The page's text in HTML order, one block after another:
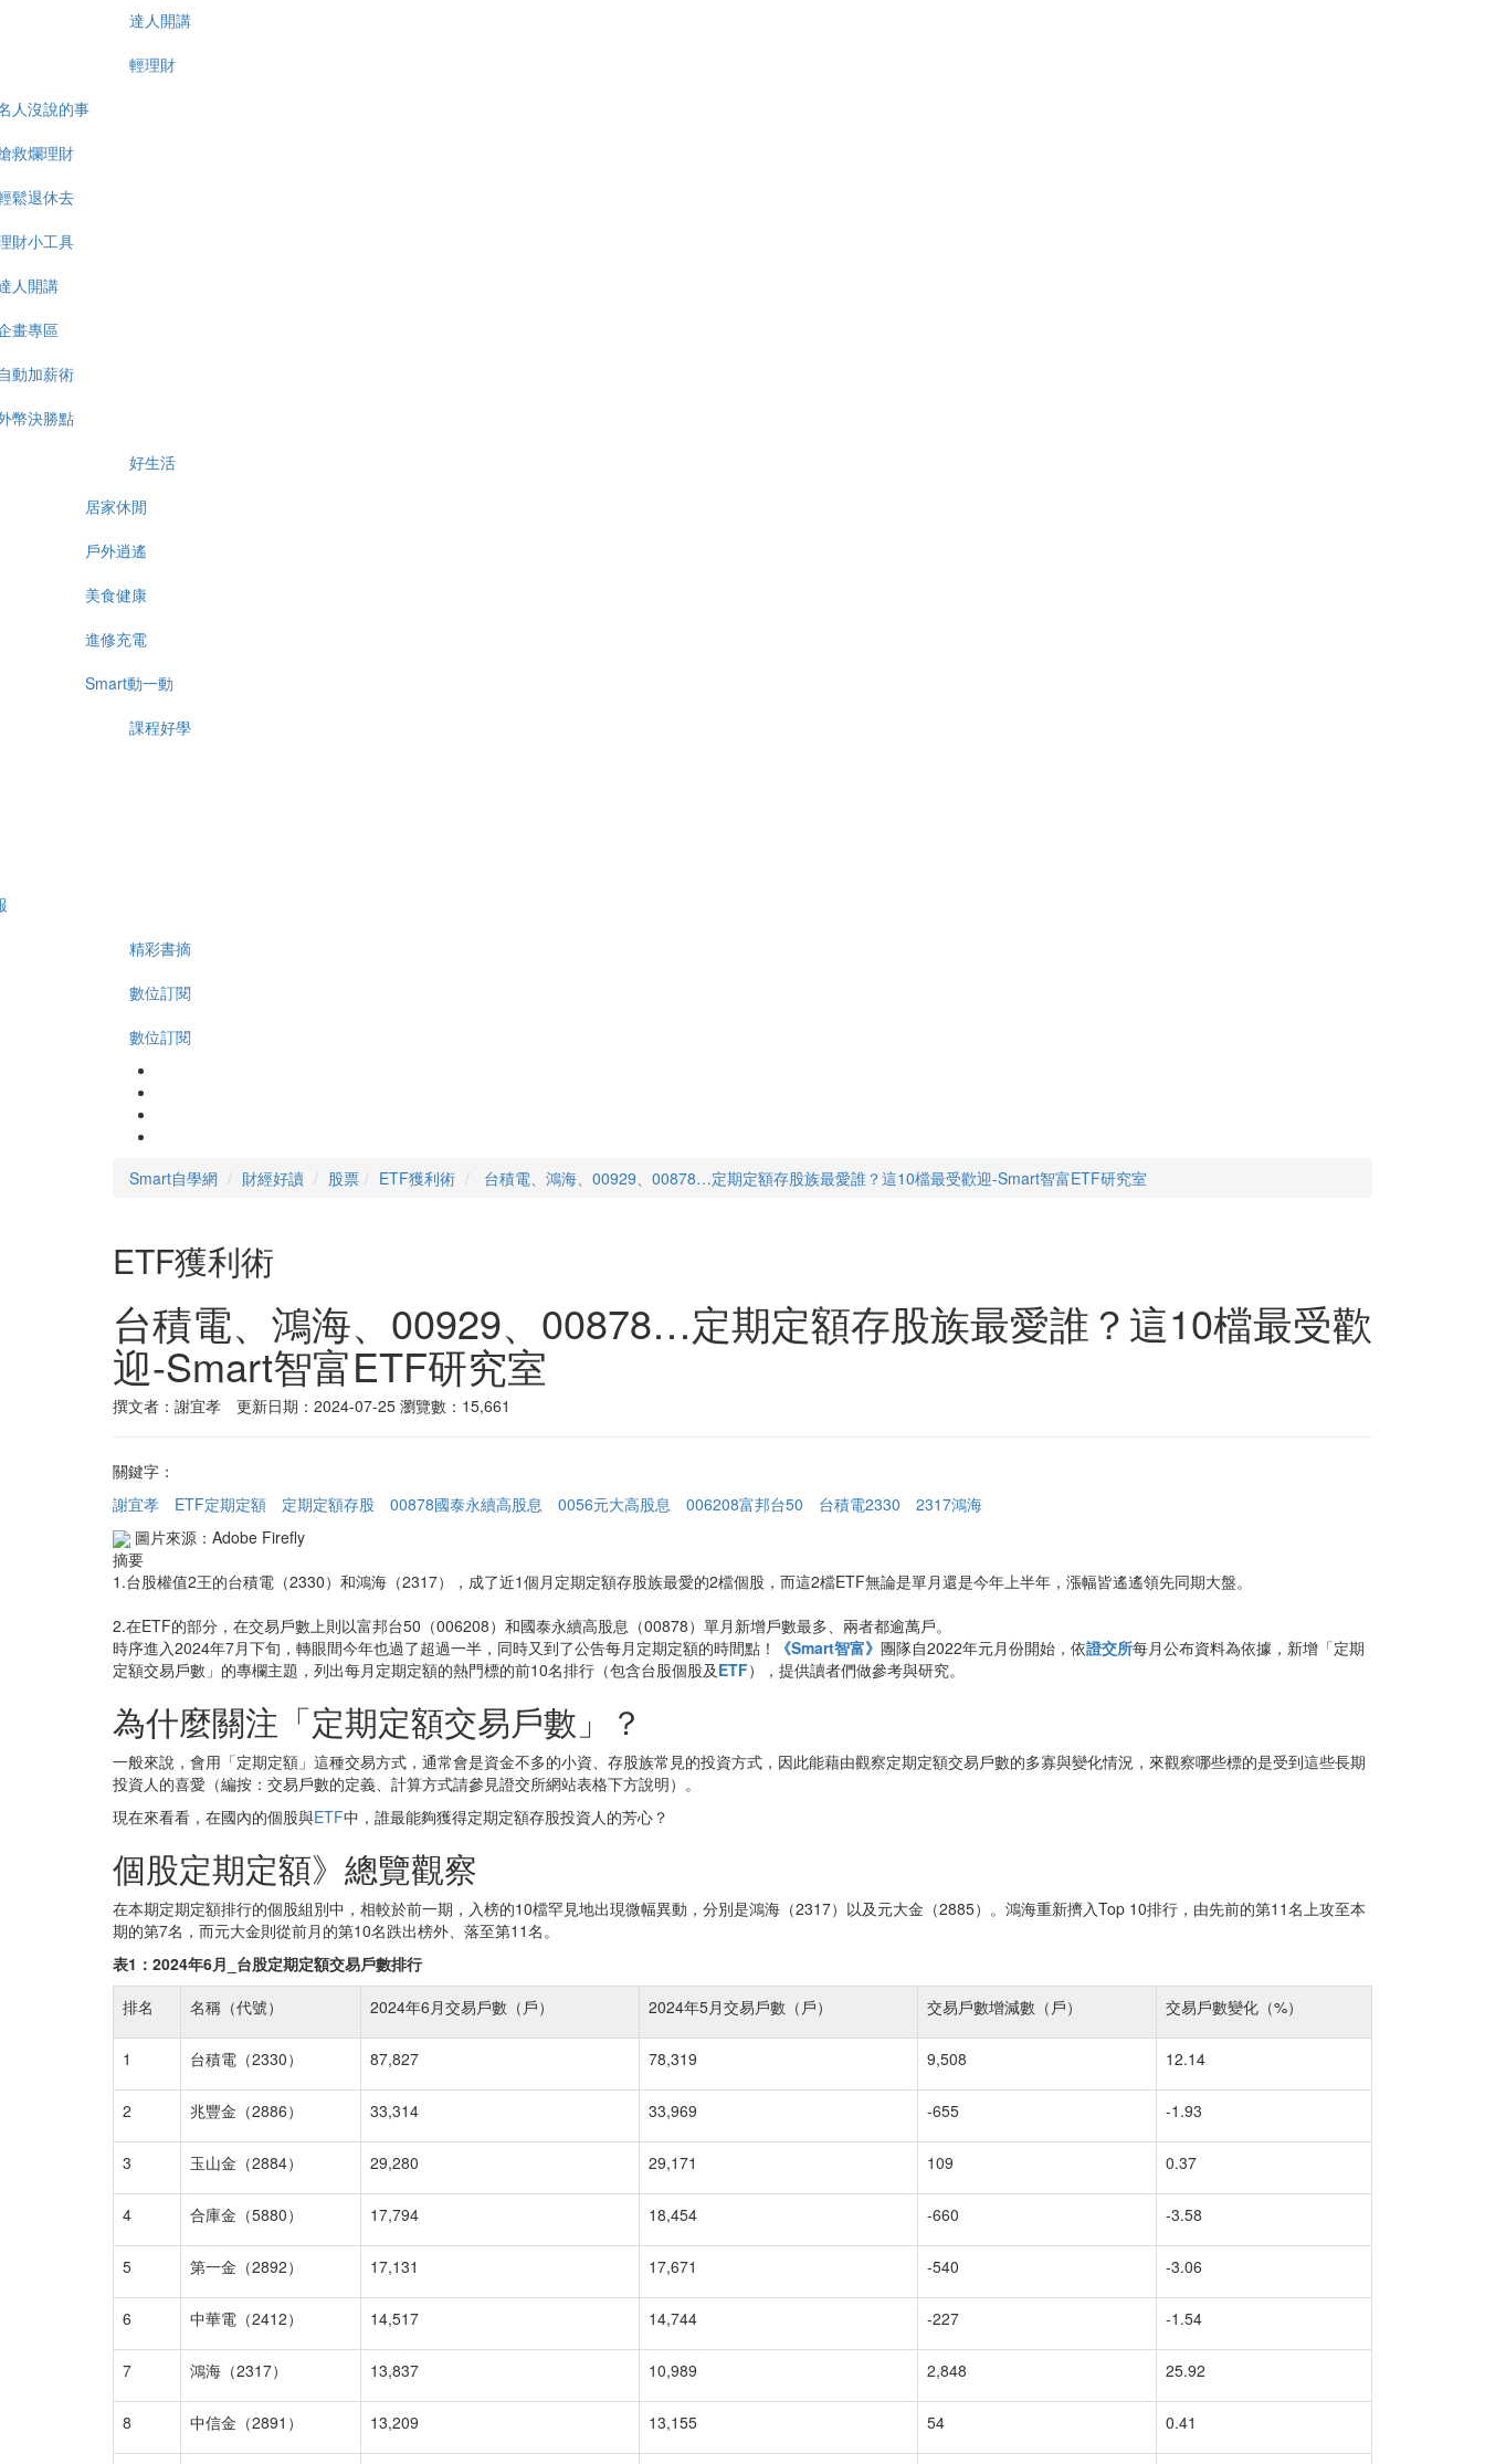
達人開講
輕理財
人沒說的事
救爛理財
鬆退休去
財小工具
人開講
畫專區
動加薪術
幣決勝點
好生活
居家休閒
戶外逍遙
美食健康
進修充電
Smart動一動
課程好學
精彩書摘
數位訂閱
數位訂閱
Smart自學網 財經好讀 股票 ETF獲利術 台積電、鴻海、00929、00878…定期定額存股族最愛誰？這10檔最受歡迎-Smart智富ETF研究室
ETF獲利術
台積電、鴻海、00929、00878…定期定額存股族最愛誰？這10檔最受歡
迎-Smart智富ETF研究室
撰文者：謝宜孝 更新日期：2024-07-25 瀏覽數：15,661
關鍵字：
謝宜孝
ETF定期定額 定期定額存股 00878國泰永續高股息 0056元大高股息 006208富邦台50 台積電2330
2317鴻海
圖片來源：Adobe Firefly
摘要
1.台股權值2王的台積電（2330）和鴻海（2317），成了近1個月定期定額存股族最愛的2檔個股，而這2檔ETF無論是單月還是今年上半年，漲幅皆遙遙領先同期大盤。
2.在ETF的部分，在交易戶數上則以富邦台50（006208）和國泰永續高股息（00878）單月新增戶數最多、兩者都逾萬戶。
時序進入2024年7月下旬，轉眼間今年也過了超過一半，同時又到了公告每月定期定額的時間點！
《Smart智富》 團隊自2022年元月份開始，依證交所每月公布資料為依據，新增「定期
定額交易戶數」的專欄主題，列出每月定期定額的熱門標的前10名排行（包含台股個股及ETF），提供讀者們做參考與研究。
為什麼關注「定期定額交易戶數」？
一般來說，會用「定期定額」這種交易方式，通常會是資金不多的小資、存股族常見的投資方式，因此能藉由觀察定期定額交易戶數的多寡與變化情況，來觀察哪些標的是受到這些長期
投資人的喜愛（編按：交易戶數的定義、計算方式請參見證交所網站表格下方說明）。
現在來看看，在國內的個股與ETF中，誰最能夠獲得定期定額存股投資人的芳心？
個股定期定額》總覽觀察
在本期定期定額排行的個股組別中，相較於前一期，入榜的10檔罕見地出現微幅異動，分別是鴻海（2317）以及元大金（2885）。鴻海重新擠入Top 10排行，由先前的第11名上攻至本
期的第7名，而元大金則從前月的第10名跌出榜外、落至第11名。
表1：2024年6月_台股定期定額交易戶數排行
排名
名稱（代號） 2024年6月交易戶數（戶） 2024年5月交易戶數（戶） 交易戶數增減數（戶） 交易戶數變化（%）
1 台積電（2330） 87,827 78,319 9,508 12.14
2 兆豐金（2886） 33,314 33,969 -655 -1.93
3 玉山金（2884） 29,280 29,171 109 0.37
4 合庫金（5880） 17,794 18,454 -660 -3.58
5 第一金（2892） 17,131 17,671 -540 -3.06
6 中華電（2412） 14,517 14,744 -227 -1.54
7 鴻海（2317） 13,837 10,989 2,848 25.92
8 中信金（2891） 13,209 13,155 54 0.41